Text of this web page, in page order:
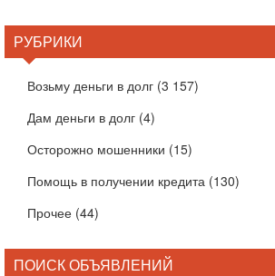
РУБРИКИ
Возьму деньги в долг (3 157)
Дам деньги в долг (4)
Осторожно мошенники (15)
Помощь в получении кредита (130)
Прочее (44)
ПОИСК ОБЪЯВЛЕНИЙ